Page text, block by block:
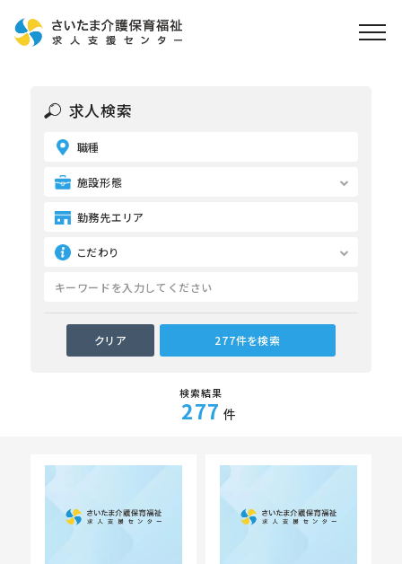
求人検索
就職・転職支援
資格取得なら
さいたま介護アカデミー
よくある質問
求人検索
職種
施設形態
勤務先エリア
こだわり
検索結果
277 件